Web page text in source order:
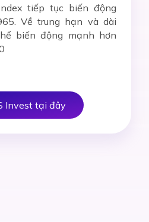
tiếp tục biến động
Về trung hạn và dài
biến động mạnh hơn
Invest tại đây